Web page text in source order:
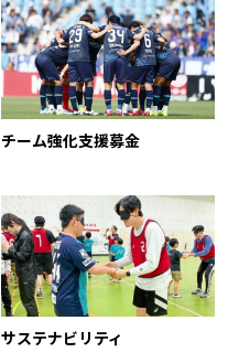
チーム強化支援募金
サステナビリティ